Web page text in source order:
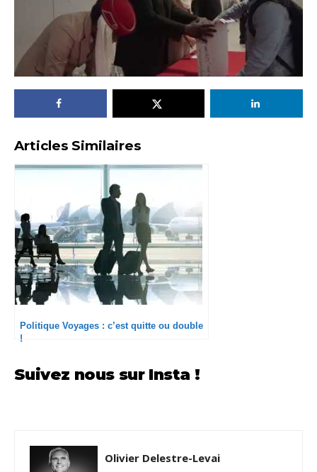
Articles Similaires
Politique Voyages : c’est quitte ou double
!
Suivez nous sur Insta !
Olivier Delestre-Levai